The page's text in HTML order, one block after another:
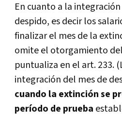
En cuanto a la
despido, es decir los
finalizar el mes de la
omite el otorgamiento
puntualiza en el art. 233.
integración del mes de
cuando la extinción se
período de prueba